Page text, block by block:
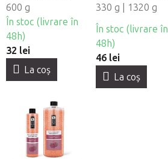
600 g
În stoc (livrare în
48h)
32 lei
La coş
Beauty Spa -
Eucalipt
330 g | 1320 g
În stoc (livrare în
48h)
46 lei
La coş